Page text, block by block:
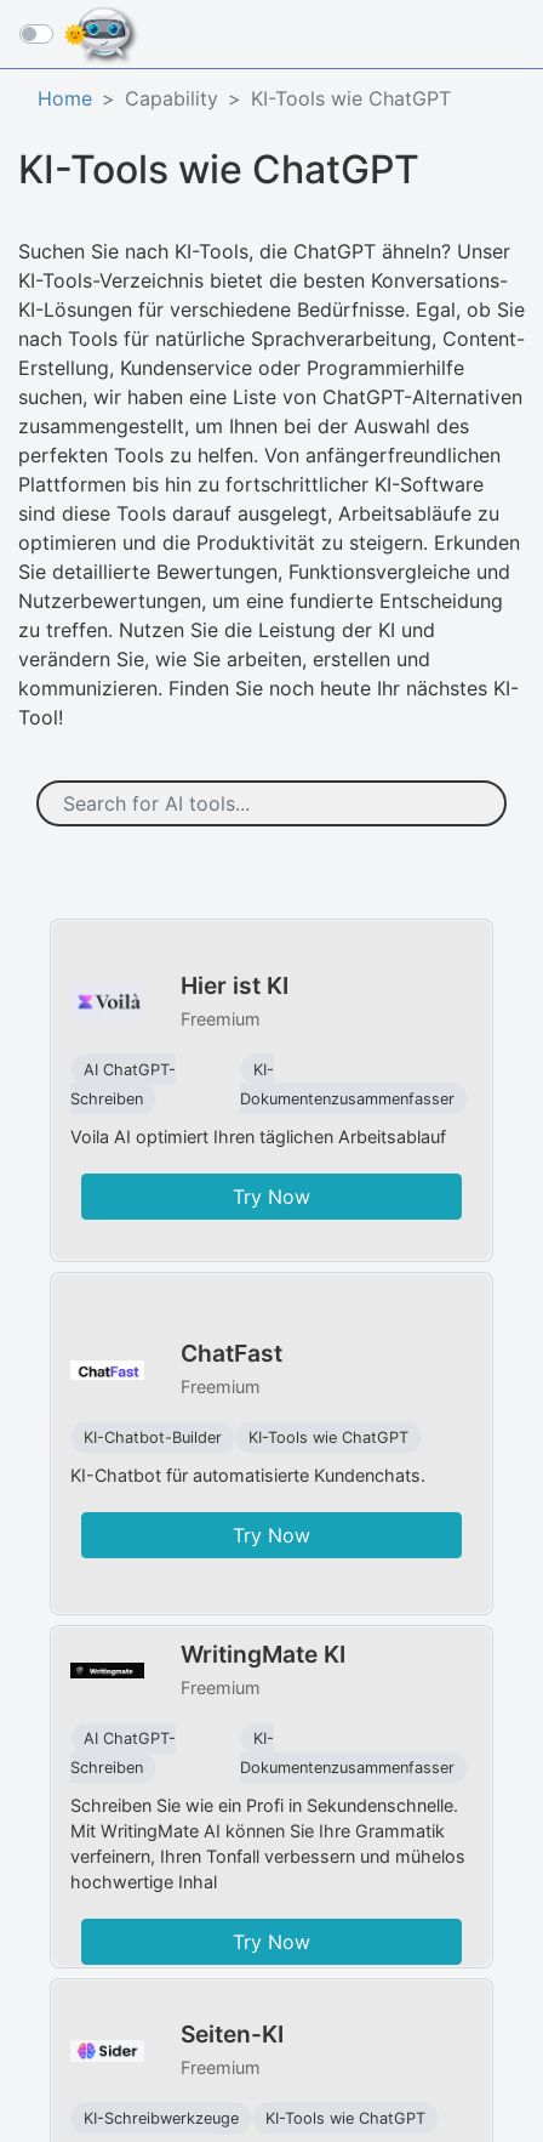
☰
Home Capability KI-Tools wie ChatGPT
KI-Tools wie ChatGPT
Suchen Sie nach KI-Tools, die ChatGPT ähneln? Unser
KI-Tools-Verzeichnis bietet die besten Konversations-
KI-Lösungen für verschiedene Bedürfnisse. Egal, ob Sie
nach Tools für natürliche Sprachverarbeitung, Content-
Erstellung, Kundenservice oder Programmierhilfe
suchen, wir haben eine Liste von ChatGPT-Alternativen
zusammengestellt, um Ihnen bei der Auswahl des
perfekten Tools zu helfen. Von anfängerfreundlichen
Plattformen bis hin zu fortschrittlicher KI-Software
sind diese Tools darauf ausgelegt, Arbeitsabläufe zu
optimieren und die Produktivität zu steigern. Erkunden
Sie detaillierte Bewertungen, Funktionsvergleiche und
Nutzerbewertungen, um eine fundierte Entscheidung
zu treffen. Nutzen Sie die Leistung der KI und
verändern Sie, wie Sie arbeiten, erstellen und
kommunizieren. Finden Sie noch heute Ihr nächstes KI-
Tool!
Hier ist KI
Freemium
AI ChatGPT-
Schreiben
KI-
Dokumentenzusammenfasser
Voila AI optimiert Ihren täglichen Arbeitsablauf
Try Now
ChatFast
Freemium
KI-Chatbot-Builder KI-Tools wie ChatGPT
KI-Chatbot für automatisierte Kundenchats.
Try Now
WritingMate KI
Freemium
AI ChatGPT-
Schreiben
KI-
Dokumentenzusammenfasser
Schreiben Sie wie ein Profi in Sekundenschnelle.
Mit WritingMate AI können Sie Ihre Grammatik
verfeinern, Ihren Tonfall verbessern und mühelos
hochwertige Inhal
Try Now
Seiten-KI
Freemium
KI-Schreibwerkzeuge KI-Tools wie ChatGPT